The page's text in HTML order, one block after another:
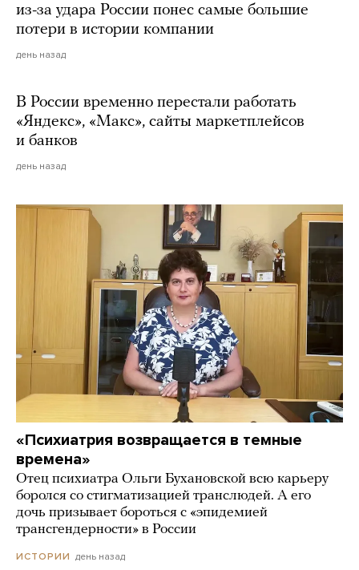
из-за удара России понес самые большие
потери в истории компании
день назад
В России временно перестали работать
«Яндекс», «Макс», сайты маркетплейсов
и банков
день назад
«Психиатрия возвращается в темные
времена»
Отец психиатра Ольги Бухановской всю карьеру
боролся со стигматизацией транслюдей. А его
дочь призывает бороться с «эпидемией
трансгендерности» в России
ИСТОРИИ день назад